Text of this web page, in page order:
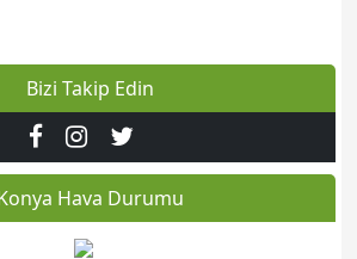
VE DAYANIŞMA DERNEĞİ YÖNETİM
Bizi Takip Edin
Hava Durumu